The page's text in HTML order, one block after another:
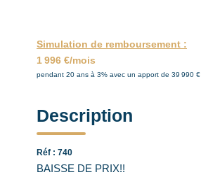
Simulation de remboursement :
1 996 €/mois
pendant 20 ans à 3% avec un apport de 39 990 €
Description
Réf : 740
BAISSE DE PRIX!!